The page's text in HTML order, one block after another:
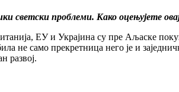
светски проблеми. Како оцењујете овај
ЕУ и Украјина су пре Аљаске
не само прекретница него је и
развој.